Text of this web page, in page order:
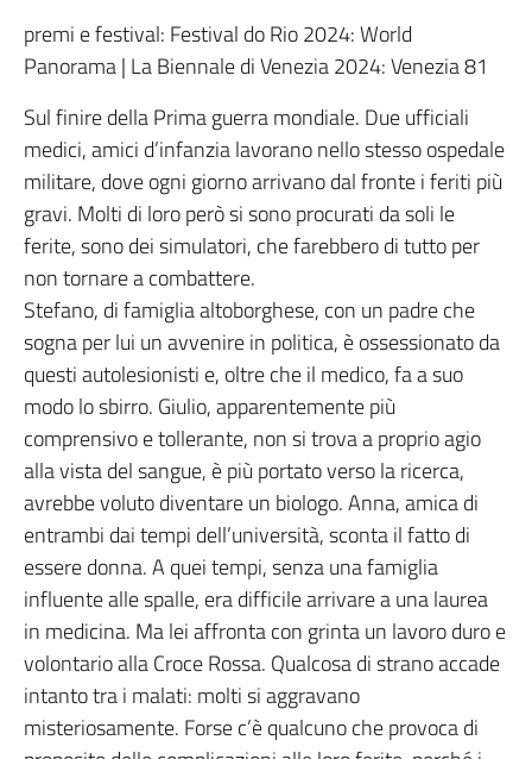
premi e festival: Festival do Rio 2024: World
Panorama | La Biennale di Venezia 2024: Venezia 81
Sul finire della Prima guerra mondiale. Due ufficiali
medici, amici d’infanzia lavorano nello stesso ospedale
militare, dove ogni giorno arrivano dal fronte i feriti più
gravi. Molti di loro però si sono procurati da soli le
ferite, sono dei simulatori, che farebbero di tutto per
non tornare a combattere.
Stefano, di famiglia altoborghese, con un padre che
sogna per lui un avvenire in politica, è ossessionato da
questi autolesionisti e, oltre che il medico, fa a suo
modo lo sbirro. Giulio, apparentemente più
comprensivo e tollerante, non si trova a proprio agio
alla vista del sangue, è più portato verso la ricerca,
avrebbe voluto diventare un biologo. Anna, amica di
entrambi dai tempi dell’università, sconta il fatto di
essere donna. A quei tempi, senza una famiglia
influente alle spalle, era difficile arrivare a una laurea
in medicina. Ma lei affronta con grinta un lavoro duro e
volontario alla Croce Rossa. Qualcosa di strano accade
intanto tra i malati: molti si aggravano
misteriosamente. Forse c’è qualcuno che provoca di